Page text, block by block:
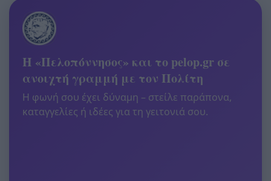
Η «Πελοπόννησος» και το pelop.gr σε
ανοιχτή γραμμή με τον Πολίτη
Η φωνή σου έχει δύναμη – στείλε παράπονα,
καταγγελίες ή ιδέες για τη γειτονιά σου.